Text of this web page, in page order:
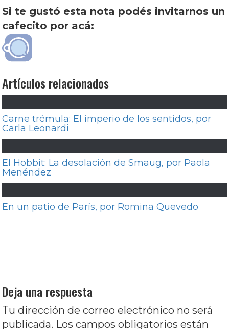
Si te gustó esta nota podés invitarnos un
cafecito por acá:
Artículos relacionados
Carne trémula: El imperio de los sentidos, por
Carla Leonardi
El Hobbit: La desolación de Smaug, por Paola
Menéndez
En un patio de París, por Romina Quevedo
Deja una respuesta
Tu dirección de correo electrónico no será
publicada. Los campos obligatorios están